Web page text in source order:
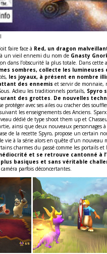
faire face à Red, un dragon
à un vieil ennemi du nom de Gnasty
dans l’obscurité la plus totale. Dans
sombres, collecte les lumineuses
les joyaux, à présent en nombre
des ennemis et servir de monnaie,
Adieu les traditionnels portails, Spyro
des grottes De nouvelles
protéger avec ses ailes ou cracher des
les enseignements des Anciens.
dédié de type shoot them up et
ainsi que deux nouveaux personnages
de la recette Spyro, propose un certain
vie à la série alors en quête d’un nouveau
charmes du passé comme les portails et
et se retrouve cantonné à
basiques et sans véritable
parfois déconcertantes.